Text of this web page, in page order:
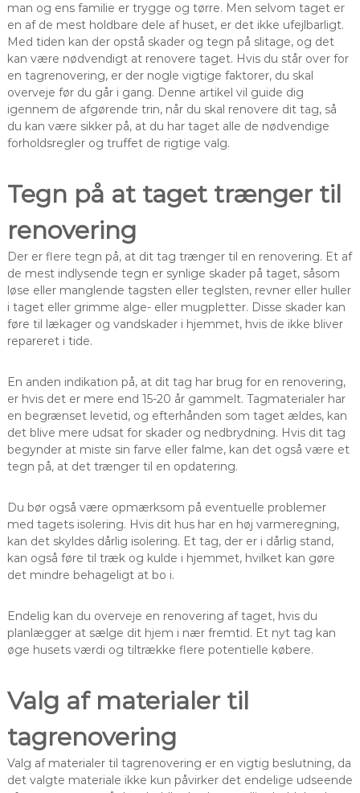
man og ens familie er trygge og tørre. Men selvom taget er
en af de mest holdbare dele af huset, er det ikke ufejlbarligt.
Med tiden kan der opstå skader og tegn på slitage, og det
kan være nødvendigt at renovere taget. Hvis du står over for
en tagrenovering, er der nogle vigtige faktorer, du skal
overveje før du går i gang. Denne artikel vil guide dig
igennem de afgørende trin, når du skal renovere dit tag, så
du kan være sikker på, at du har taget alle de nødvendige
forholdsregler og truffet de rigtige valg.
Tegn på at taget trænger til
renovering
Der er flere tegn på, at dit tag trænger til en renovering. Et af
de mest indlysende tegn er synlige skader på taget, såsom
løse eller manglende tagsten eller teglsten, revner eller huller
i taget eller grimme alge- eller mugpletter. Disse skader kan
føre til lækager og vandskader i hjemmet, hvis de ikke bliver
repareret i tide.
En anden indikation på, at dit tag har brug for en renovering,
er hvis det er mere end 15-20 år gammelt. Tagmaterialer har
en begrænset levetid, og efterhånden som taget ældes, kan
det blive mere udsat for skader og nedbrydning. Hvis dit tag
begynder at miste sin farve eller falme, kan det også være et
tegn på, at det trænger til en opdatering.
Du bør også være opmærksom på eventuelle problemer
med tagets isolering. Hvis dit hus har en høj varmeregning,
kan det skyldes dårlig isolering. Et tag, der er i dårlig stand,
kan også føre til træk og kulde i hjemmet, hvilket kan gøre
det mindre behageligt at bo i.
Endelig kan du overveje en renovering af taget, hvis du
planlægger at sælge dit hjem i nær fremtid. Et nyt tag kan
øge husets værdi og tiltrække flere potentielle købere.
Valg af materialer til
tagrenovering
Valg af materialer til tagrenovering er en vigtig beslutning, da
det valgte materiale ikke kun påvirker det endelige udseende